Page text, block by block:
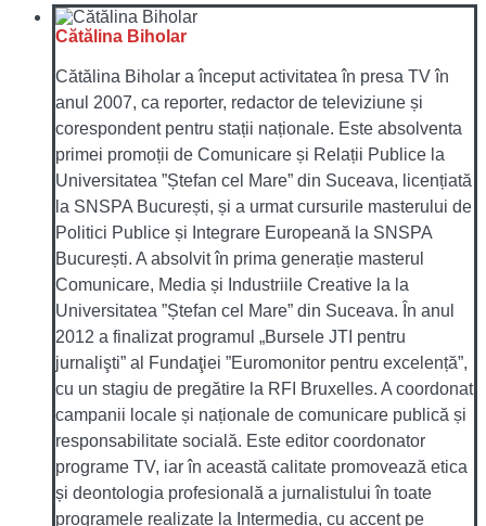
Cătălina Biholar
Cătălina Biholar a început activitatea în presa TV în
anul 2007, ca reporter, redactor de televiziune și
corespondent pentru stații naționale. Este absolventa
primei promoții de Comunicare și Relații Publice la
Universitatea ”Ștefan cel Mare” din Suceava, licențiată
la SNSPA București, și a urmat cursurile masterului de
Politici Publice și Integrare Europeană la SNSPA
București. A absolvit în prima generație masterul
Comunicare, Media și Industriile Creative la la
Universitatea ”Ștefan cel Mare” din Suceava. În anul
2012 a finalizat programul „Bursele JTI pentru
jurnalişti” al Fundaţiei ”Euromonitor pentru excelență”,
cu un stagiu de pregătire la RFI Bruxelles. A coordonat
campanii locale și naționale de comunicare publică și
responsabilitate socială. Este editor coordonator
programe TV, iar în această calitate promovează etica
și deontologia profesională a jurnalistului în toate
programele realizate la Intermedia, cu accent pe